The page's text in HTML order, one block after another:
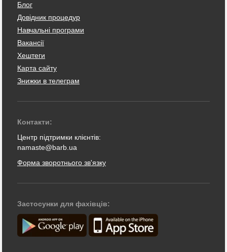
Блог
Довідник процедур
Навчальні програми
Вакансії
Хештеги
Карта сайту
Знижки в телеграм
Контакти:
Центр підтримки клієнтів:
namaste@barb.ua
Форма зворотнього зв'язку
Застосунки для фахівців: